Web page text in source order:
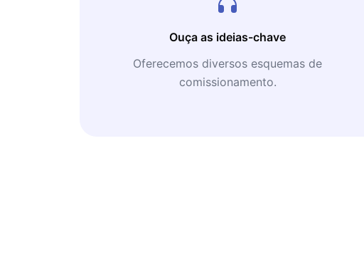
Ouça as ideias-chave
Oferecemos diversos esquemas de
comissionamento.